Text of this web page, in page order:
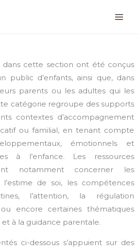
dans cette section ont été conçus
public d’enfants, ainsi que, dans
parents ou les adultes qui les
catégorie regroupe des supports
contextes d’accompagnement
ou familial, en tenant compte
émotionnels et
à l’enfance. Les ressources
notamment concerner les
l’estime de soi, les compétences
l’attention, la régulation
encore certaines thématiques
à la guidance parentale.
ci-dessous s’appuient sur des